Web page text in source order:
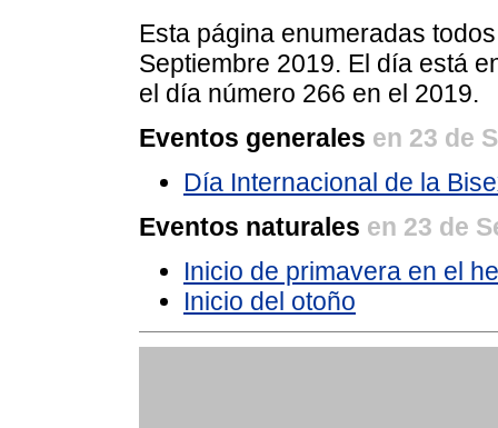
Esta página enumeradas
Septiembre 2019. El día está
el día número 266 en el 2019.
Eventos generales en 23 de
Día Internacional de la
Eventos naturales en 23 de
Inicio de primavera en el
Inicio del otoño